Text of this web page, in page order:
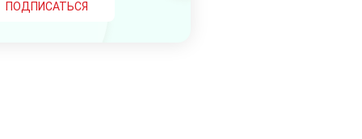
ПОДПИСАТЬСЯ